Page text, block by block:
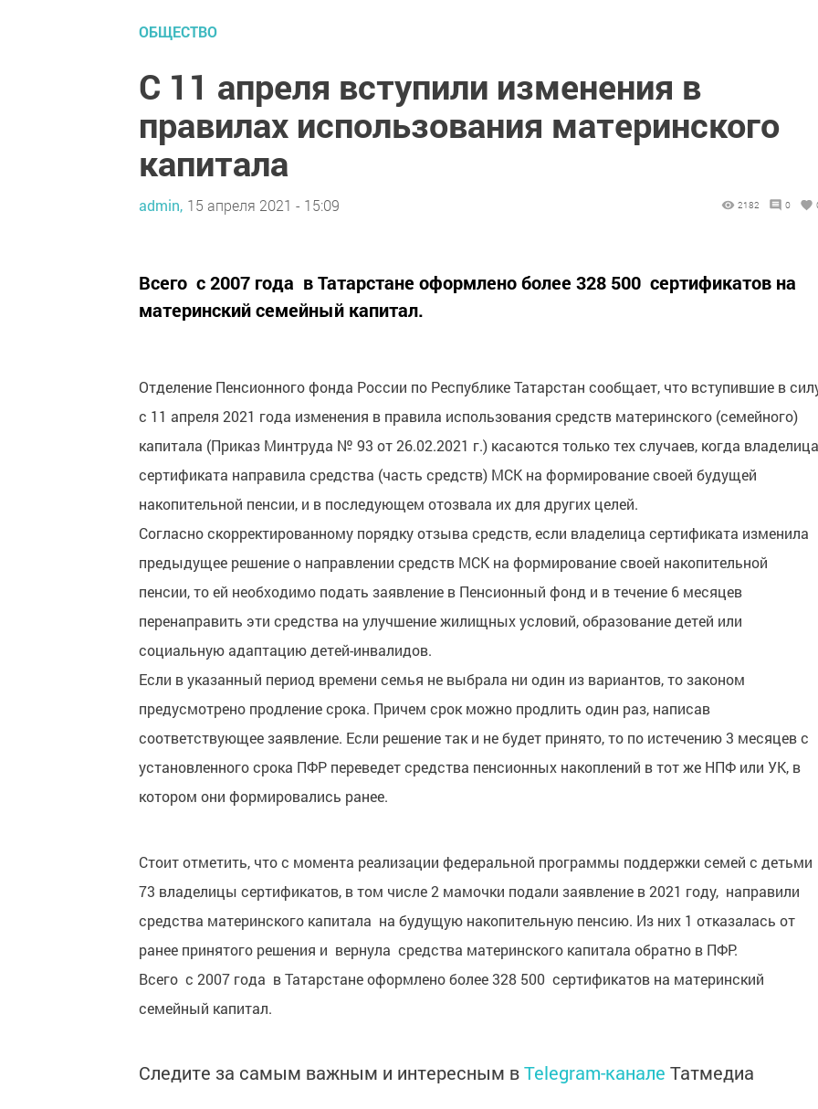
ОБЩЕСТВО
С 11 апреля вступили изменения в
правилах использования материнского
капитала
admin, 15 апреля 2021 - 15:09 2182 0
Всего с 2007 года в Татарстане оформлено более 328 500 сертификатов на
материнский семейный капитал.
Отделение Пенсионного фонда России по Республике Татарстан сообщает, что вступившие в
с 11 апреля 2021 года изменения в правила использования средств материнского (семейного)
капитала (Приказ Минтруда № 93 от 26.02.2021 г.) касаются только тех случаев, когда владелица
сертификата направила средства (часть средств) МСК на формирование своей будущей
накопительной пенсии, и в последующем отозвала их для других целей.
Согласно скорректированному порядку отзыва средств, если владелица сертификата изменила
предыдущее решение о направлении средств МСК на формирование своей накопительной
пенсии, то ей необходимо подать заявление в Пенсионный фонд и в течение 6 месяцев
перенаправить эти средства на улучшение жилищных условий, образование детей или
социальную адаптацию детей-инвалидов.
Если в указанный период времени семья не выбрала ни один из вариантов, то законом
предусмотрено продление срока. Причем срок можно продлить один раз, написав
соответствующее заявление. Если решение так и не будет принято, то по истечению 3 месяцев с
установленного срока ПФР переведет средства пенсионных накоплений в тот же НПФ или УК, в
котором они формировались ранее.
Стоит отметить, что с момента реализации федеральной программы поддержки семей с детьми
73 владелицы сертификатов, в том числе 2 мамочки подали заявление в 2021 году, направили
средства материнского капитала на будущую накопительную пенсию. Из них 1 отказалась от
ранее принятого решения и вернула средства материнского капитала обратно в ПФР.
Всего с 2007 года в Татарстане оформлено более 328 500 сертификатов на материнский
семейный капитал.
Следите за самым важным и интересным вTelegram-канале Татмедиа